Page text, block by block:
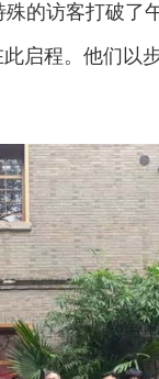
的访客打破
启程。他们